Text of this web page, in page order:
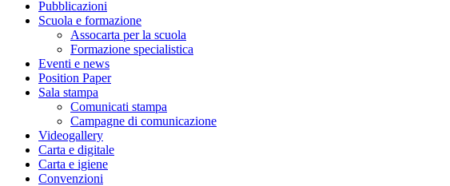
Pubblicazioni
Scuola e formazione
Assocarta per la scuola
Formazione specialistica
Eventi e news
Position Paper
Sala stampa
Comunicati stampa
Campagne di comunicazione
Videogallery
Carta e digitale
Carta e igiene
Convenzioni